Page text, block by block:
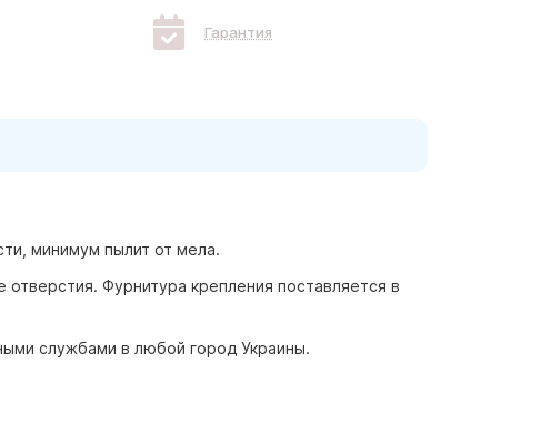
Гарантия
минимум пылит от мела.
Фурнитура крепления поставляется в
службами в любой город Украины.